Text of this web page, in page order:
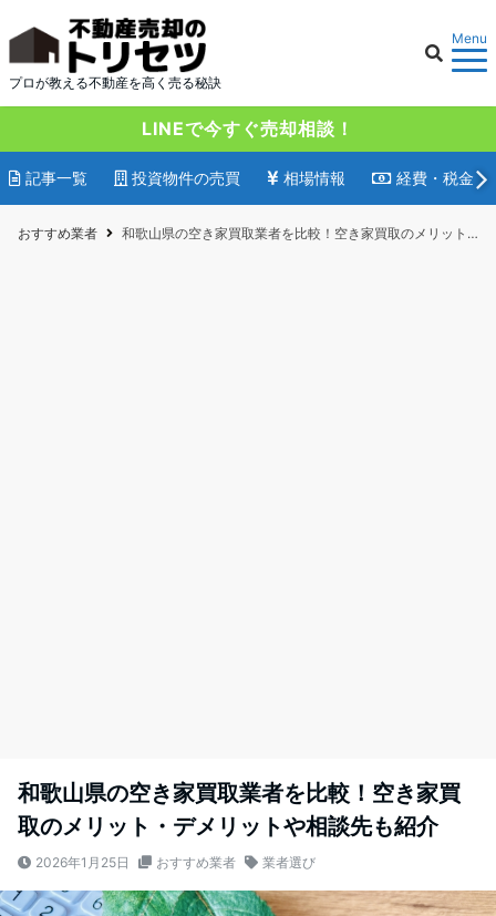
プロが教える不動産を高く売る秘訣
Menu
LINEで今すぐ売却相談！
記事一覧 投資物件の売買 相場情報 経費・税金
おすすめ業者 和歌山県の空き家買取業者を比較！空き家買取のメリット・デメリットや相談先も紹介
和歌山県の空き家買取業者を比較！空き家買
取のメリット・デメリットや相談先も紹介
2026年1月25日 おすすめ業者 業者選び